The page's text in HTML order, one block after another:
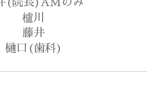
(院長)AMのみ
櫨川
藤井
樋口(歯科)